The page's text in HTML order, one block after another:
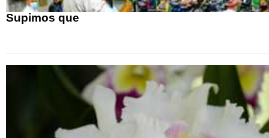
Supimos que